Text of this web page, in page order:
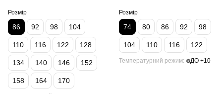
Розмір
86 92 98 104
110 116 122 128
134 140 146 152
158 164 170
Розмір
74 80 86 92 98
104 110 116 122
Температурний режим ❄️ДО +10